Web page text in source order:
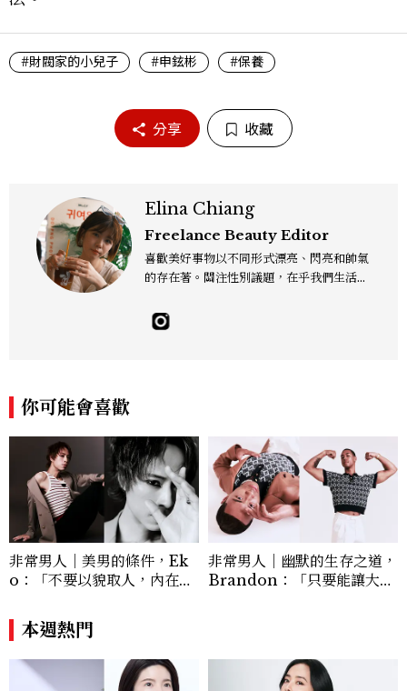
#財閥家的小兒子 #申鉉彬 #保養
分享 收藏
Elina Chiang
Freelance Beauty Editor
喜歡美好事物以不同形式漂亮、閃亮和帥氣
的存在著。關注性別議題，在乎我們生活的
民！Instagram：hanyunc／Contac
t：elina.chiang.work@gmail.com
你可能會喜歡
非常男人｜美男的條件，Ek
o：「不要以貌取人，內在與
非常男人｜幽默的生存之道，
Brandon：「只要能讓大家
本週熱門